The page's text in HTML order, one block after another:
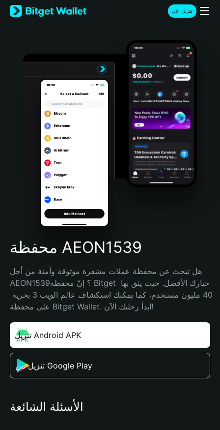
English
日本語
Türkçe
Português (Portugal)
Bahasa Indonesia
Português (Brasil)
Español (Argentina)
تنزيل الآن
محفظة AEON1539
هل تبحث عن محفظة عملات مشفرة موثوقة وآمنة من أجل
AEON1539؟ إنّ محفظة Bitget خيارك الأفضل. حيث يثق بها
على محفظة Bitget Wallet. ابدأ رحلتك الآن!
تنزيل Android APK
تنزيل من Google Play
الأسئلة الشائعة